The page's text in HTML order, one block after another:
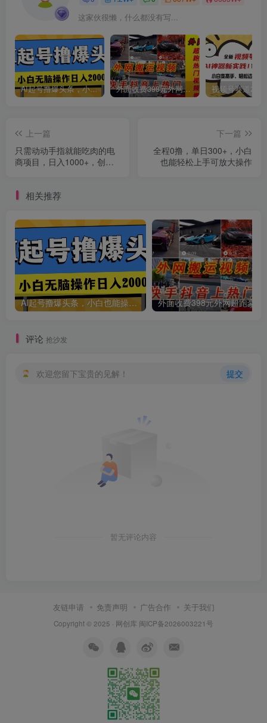
这家伙很懒，什么都没有写...
AI起号撸爆头条，小白也能操作，日入2000+ 外面收费398元外网超跑豪车汽车视频搬运至快手抖音上热门项目
上一篇
只需动动手指就能吃肉的电
商项目，日入1000+，创业
下一篇
全程0撸，单日300+，小白
也能轻松上手可放大操作
相关推荐
AI起号撸爆头条，小白也能操作，日入2000+
评论 抢沙发
欢迎您留下宝贵的见解！ 提交
暂无评论内容
友链申请 免责声明 广告合作 关于我们
Copyright © 2025 · 网创库 闽ICP备2026003221号